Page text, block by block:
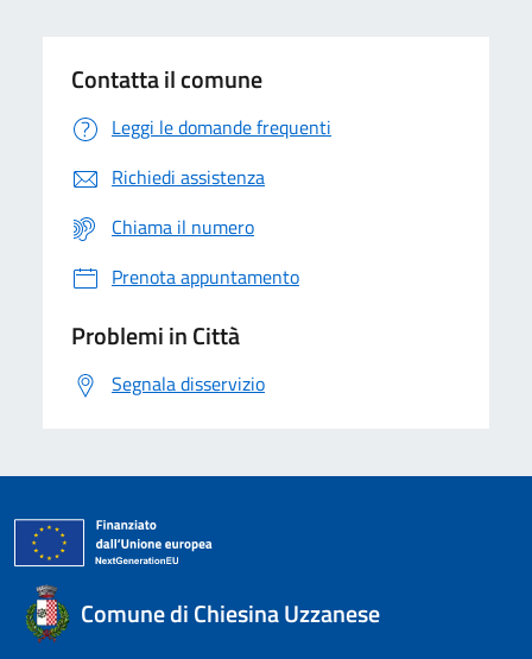
Contatta il comune
Leggi le domande frequenti
Richiedi assistenza
Chiama il numero
Prenota appuntamento
Problemi in Città
Segnala disservizio
Comune di Chiesina Uzzanese